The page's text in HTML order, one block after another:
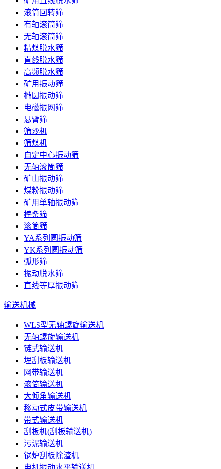
滚筒回转筛
有轴滚筒筛
无轴滚筒筛
精煤脱水筛
直线脱水筛
高频脱水筛
矿用振动筛
椭圆振动筛
电磁振网筛
悬臂筛
筛沙机
筛煤机
自定中心振动筛
无轴滚筒筛
矿山振动筛
煤粉振动筛
矿用单轴振动筛
棒条筛
滚筒筛
YA系列圆振动筛
YK系列圆振动筛
弧形筛
振动脱水筛
直线等厚振动筛
输送机械
WLS型无轴螺旋输送机
无轴螺旋输送机
链式输送机
埋刮板输送机
网带输送机
滚筒输送机
大倾角输送机
移动式皮带输送机
带式输送机
刮板机(刮板输送机)
污泥输送机
锅炉刮板除渣机
电机振动水平输送机